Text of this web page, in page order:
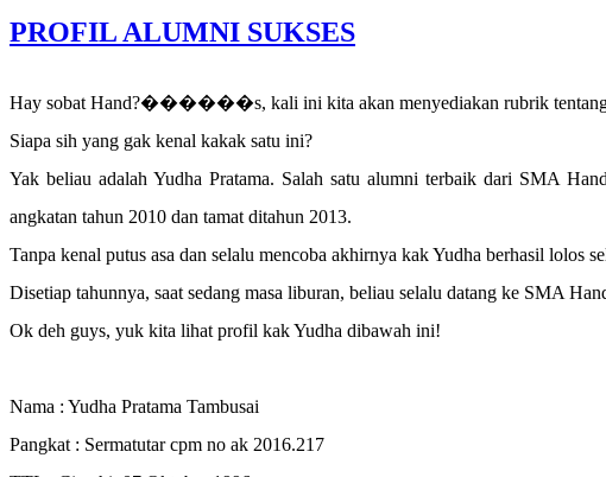
PROFIL ALUMNI SUKSES
Hay sobat Hand?������s, kali ini kita akan menyediakan rubrik tentang
Siapa sih yang gak kenal kakak satu ini?
Yak beliau adalah Yudha Pratama. Salah satu alumni terbaik dari SMA
angkatan tahun 2010 dan tamat ditahun 2013.
Tanpa kenal putus asa dan selalu mencoba akhirnya kak Yudha berhasil
Disetiap tahunnya, saat sedang masa liburan, beliau selalu datang ke SMA
Ok deh guys, yuk kita lihat profil kak Yudha dibawah ini!
Nama : Yudha Pratama Tambusai
Pangkat : Sermatutar cpm no ak 2016.217